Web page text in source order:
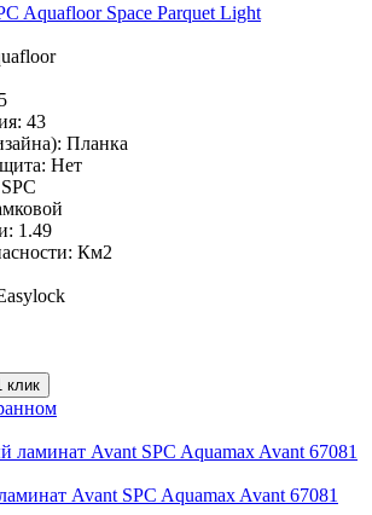
Aquafloor Space Parquet Light
43
Планка
Нет
SPC
1.49
Км2
клик
Avant SPC Aquamax Avant 67081